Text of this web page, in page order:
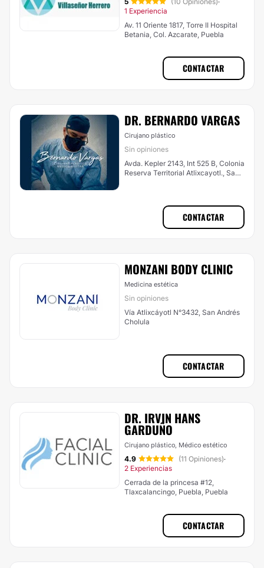
·
1 Experiencia
Av. 11 Oriente 1817, Torre II Hospital
Betania, Col. Azcarate, Puebla
CONTACTAR
DR. BERNARDO VARGAS
Cirujano plástico
Sin opiniones
Avda. Kepler 2143, Int 525 B, Colonia
Reserva Territorial Atlixcayotl., San
CONTACTAR
MONZANI BODY CLINIC
Medicina estética
Sin opiniones
Vía Atlixcáyotl N°3432, San Andrés
Cholula
CONTACTAR
DR. IRVIN HANS
GARDUÑO
Cirujano plástico, Médico estético
4.9 (11 Opiniones)·
2 Experiencias
Cerrada de la princesa #12,
Tlaxcalancingo, Puebla, Puebla
CONTACTAR